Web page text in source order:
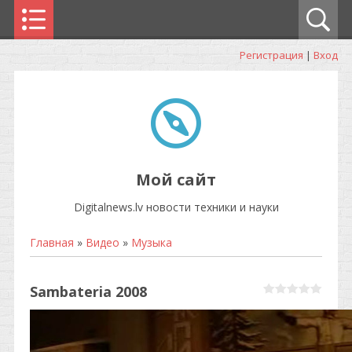
Регистрация | Вход
Мой сайт
Digitalnews.lv новости техники и науки
Главная » Видео » Музыка
Sambateria 2008